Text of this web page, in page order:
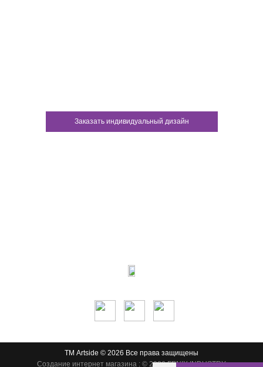
Заказать индивидуальный дизайн
ТМ Artside © 2026 Все права защищены
Создание интернет магазина : © 2026 FENIX INDUSTRY